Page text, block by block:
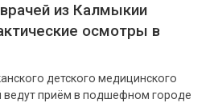
из Калмыкии
осмотры в
детского медицинского
приём в подшефном городе